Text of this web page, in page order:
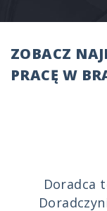
ZOBACZ
PRACĘ W
Doradca